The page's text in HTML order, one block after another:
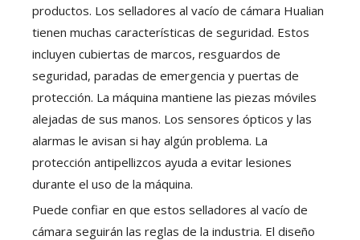
productos. Los selladores al vacío de cámara Hualian
tienen muchas características de seguridad. Estos
incluyen cubiertas de marcos, resguardos de
seguridad, paradas de emergencia y puertas de
protección. La máquina mantiene las piezas móviles
alejadas de sus manos. Los sensores ópticos y las
alarmas le avisan si hay algún problema. La
protección antipellizcos ayuda a evitar lesiones
durante el uso de la máquina.
Puede confiar en que estos selladores al vacío de
cámara seguirán las reglas de la industria. El diseño